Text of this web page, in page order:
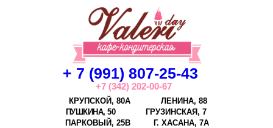
+ 7 (991) 807-25-43
КРУПСКОЙ, 80А
ЛЕНИНА, 88
ПУШКИНА, 50
ГРУЗИНСКАЯ, 7
Г. ХАСАНА, 7А
ПАРКОВЫЙ, 25В
+7 (342) 202-00-67